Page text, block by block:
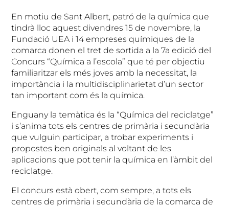
En motiu de Sant Albert, patró de la química que
tindrà lloc aquest divendres 15 de novembre, la
Fundació UEA i 14 empreses químiques de la
comarca donen el tret de sortida a la 7a edició del
Concurs “Química a l’escola” que té per objectiu
familiaritzar els més joves amb la necessitat, la
importància i la multidisciplinarietat d’un sector
tan important com és la química.
Enguany la temàtica és la “Química del reciclatge”
i s’anima tots els centres de primària i secundària
que vulguin participar, a trobar experiments i
propostes ben originals al voltant de les
aplicacions que pot tenir la química en l’àmbit del
reciclatge.
El concurs està obert, com sempre, a tots els
centres de primària i secundària de la comarca de